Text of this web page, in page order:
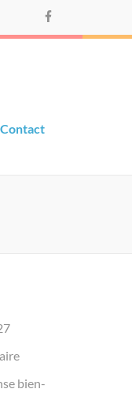
Contact
bien-